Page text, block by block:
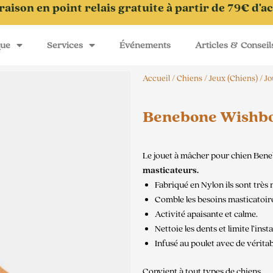
en point relais gratuite à partir de 79€
Services Événements Articles &
Accueil/Chiens/Jeux (Chiens)/
Benebone
Le jouet à mâcher pour chien
masticateurs.
Fabriqué en Nylon ils sont
Comble les besoins
Activité apaisante et calme.
Nettoie les dents et limite
Infusé au poulet avec de